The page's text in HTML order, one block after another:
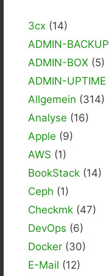
3cx (14)
ADMIN-BACKUP
ADMIN-BOX (5)
ADMIN-UPTIME
Allgemein (314)
Analyse (16)
Apple (9)
AWS (1)
BookStack (14)
Ceph (1)
Checkmk (47)
DevOps (6)
Docker (30)
E-Mail (12)